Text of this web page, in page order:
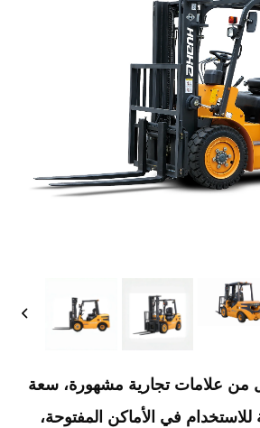
من علامات تجارية مشهورة، سعة
للاستخدام في الأماكن المفتوحة،